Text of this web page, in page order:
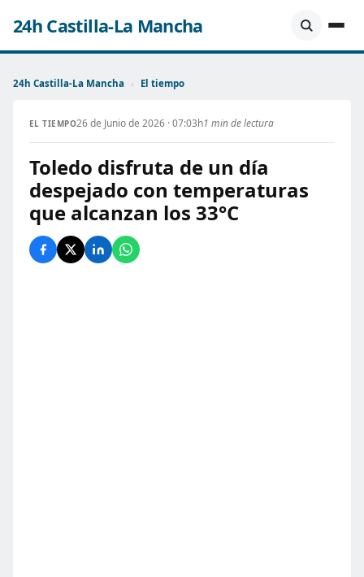
24h Castilla-La Mancha
24h Castilla-La Mancha › El tiempo
EL TIEMPO26 de Junio de 2026 · 07:03h1 min de lectura
Toledo disfruta de un día
despejado con temperaturas
que alcanzan los 33°C